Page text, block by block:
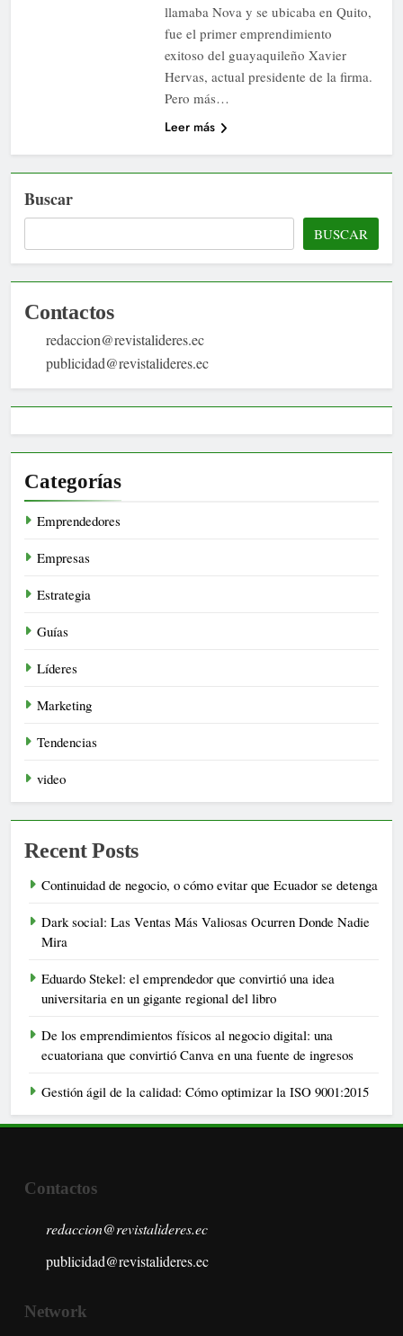
llamaba Nova y se ubicaba en Quito,
fue el primer emprendimiento
exitoso del guayaquileño Xavier
Hervas, actual presidente de la firma.
Pero más…
Leer más
Buscar
BUSCAR
Contactos
redaccion@revistalideres.ec
publicidad@revistalideres.ec
Categorías
Emprendedores
Empresas
Estrategia
Guías
Líderes
Marketing
Tendencias
video
Recent Posts
Continuidad de negocio, o cómo evitar que Ecuador se detenga
Dark social: Las Ventas Más Valiosas Ocurren Donde Nadie
Mira
Eduardo Stekel: el emprendedor que convirtió una idea
universitaria en un gigante regional del libro
De los emprendimientos físicos al negocio digital: una
ecuatoriana que convirtió Canva en una fuente de ingresos
Gestión ágil de la calidad: Cómo optimizar la ISO 9001:2015
Contactos
redaccion@revistalideres.ec
publicidad@revistalideres.ec
Network